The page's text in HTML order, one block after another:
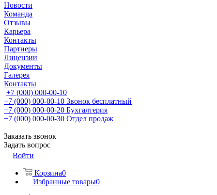
Новости
Команда
Отзывы
Карьера
Контакты
Партнеры
Лицензии
Документы
Галерея
Контакты
+7 (000) 000-00-10
+7 (000) 000-00-10 Звонок бесплатный
+7 (000) 000-00-20 Бухгалтерия
+7 (000) 000-00-30 Отдел продаж
Заказать звонок
Задать вопрос
Войти
Корзина0
Избранные товары0